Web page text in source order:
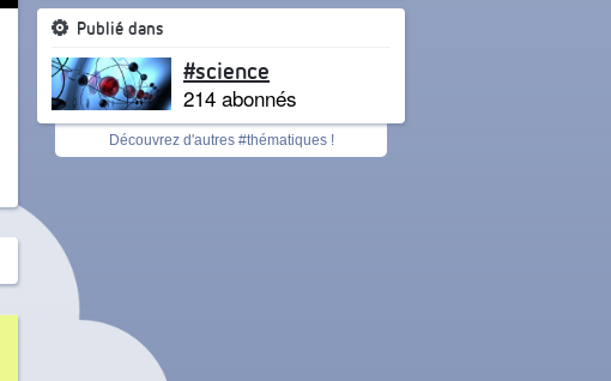
Publié dans
#science
214 abonnés
Découvrez d'autres #thématiques !